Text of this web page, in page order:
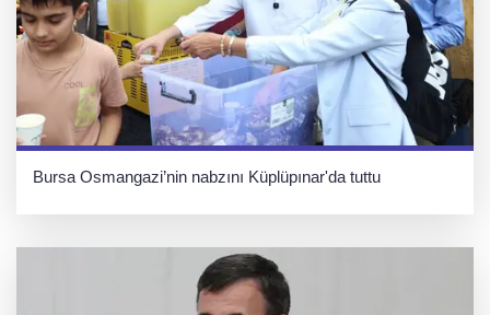
Bursa Osmangazi’nin nabzını Küplüpınar'da tuttu